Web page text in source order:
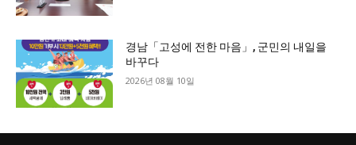
경남「고성에 전한 마음」, 군민의 내일을
바꾸다
2026년 08월 10일